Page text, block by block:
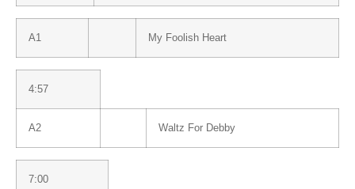
A1 My Foolish Heart
4:57
A2 Waltz For Debby
7:00